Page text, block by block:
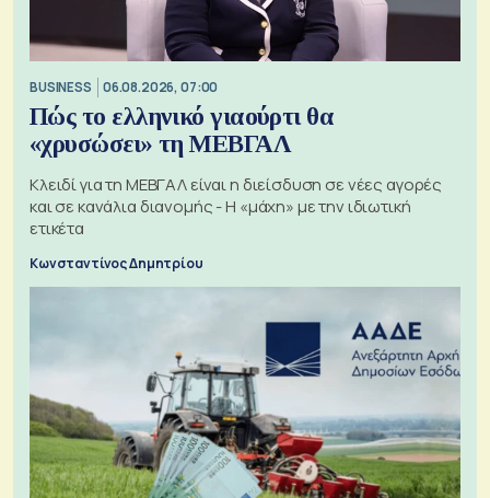
BUSINESS 06.08.2026, 07:00
Πώς το ελληνικό γιαούρτι θα
«χρυσώσει» τη ΜΕΒΓΑΛ
Κλειδί για τη ΜΕΒΓΑΛ είναι η διείσδυση σε νέες αγορές
και σε κανάλια διανομής - Η «μάχη» με την ιδιωτική
ετικέτα
Κωνσταντίνος Δημητρίου